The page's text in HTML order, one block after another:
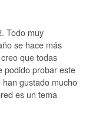
Todo muy
se hace más
que todas
podido probar este
gustado mucho
es un tema